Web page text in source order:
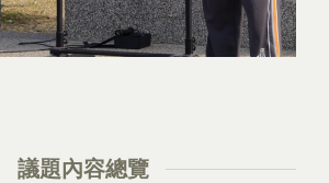
議題內容總覽